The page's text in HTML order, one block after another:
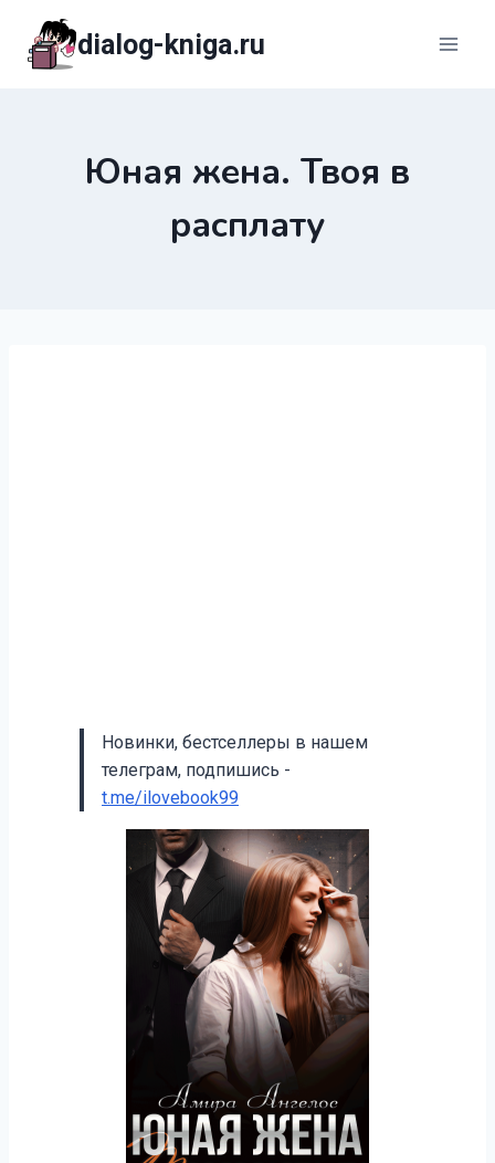
содержимому
dialog-kniga.ru
Юная жена. Твоя в
расплату
Новинки, бестселлеры в нашем
телеграм, подпишись -
t.me/ilovebook99